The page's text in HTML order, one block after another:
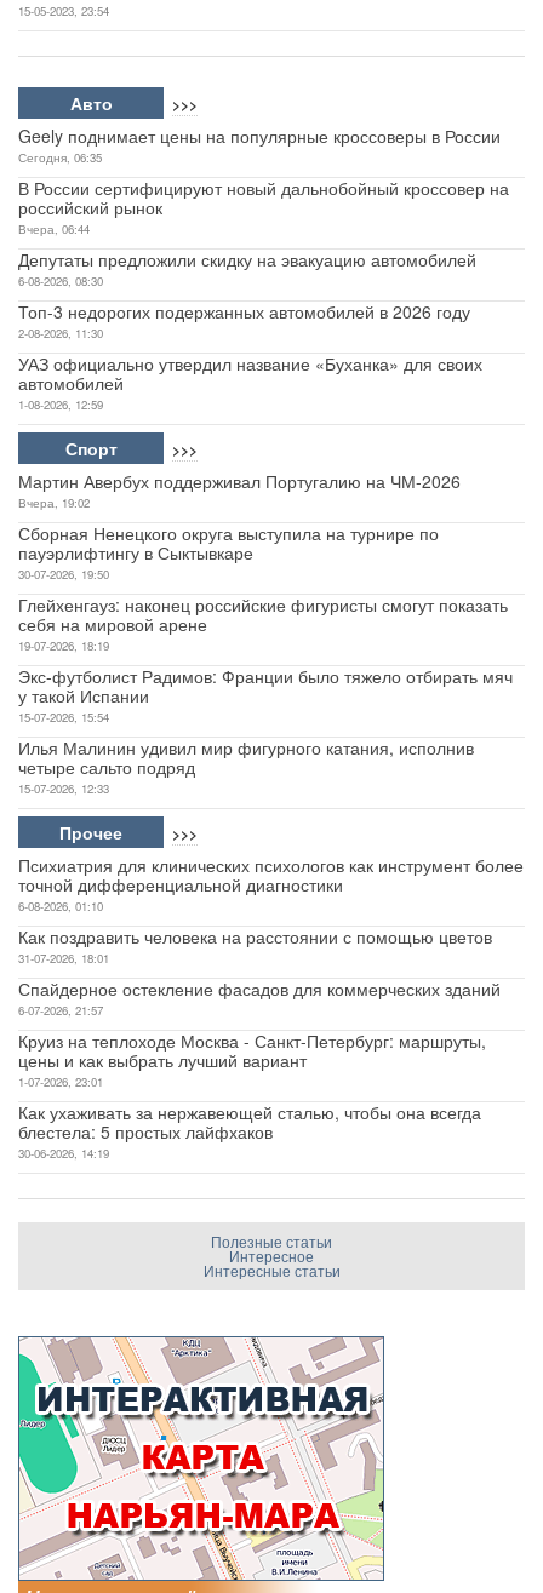
15-05-2023, 23:54
Авто >>>
Geely поднимает цены на популярные кроссоверы в России
Сегодня, 06:35
В России сертифицируют новый дальнобойный кроссовер на
российский рынок
Вчера, 06:44
Депутаты предложили скидку на эвакуацию автомобилей
6-08-2026, 08:30
Топ-3 недорогих подержанных автомобилей в 2026 году
2-08-2026, 11:30
УАЗ официально утвердил название «Буханка» для своих
автомобилей
1-08-2026, 12:59
Спорт >>>
Мартин Авербух поддерживал Португалию на ЧМ-2026
Вчера, 19:02
Сборная Ненецкого округа выступила на турнире по
пауэрлифтингу в Сыктывкаре
30-07-2026, 19:50
Глейхенгауз: наконец российские фигуристы смогут показать
себя на мировой арене
19-07-2026, 18:19
Экс-футболист Радимов: Франции было тяжело отбирать мяч
у такой Испании
15-07-2026, 15:54
Илья Малинин удивил мир фигурного катания, исполнив
четыре сальто подряд
15-07-2026, 12:33
Прочее >>>
Психиатрия для клинических психологов как инструмент более
точной дифференциальной диагностики
6-08-2026, 01:10
Как поздравить человека на расстоянии с помощью цветов
31-07-2026, 18:01
Спайдерное остекление фасадов для коммерческих зданий
6-07-2026, 21:57
Круиз на теплоходе Москва - Санкт-Петербург: маршруты,
цены и как выбрать лучший вариант
1-07-2026, 23:01
Как ухаживать за нержавеющей сталью, чтобы она всегда
блестела: 5 простых лайфхаков
30-06-2026, 14:19
Полезные статьи
Интересное
Интересные статьи